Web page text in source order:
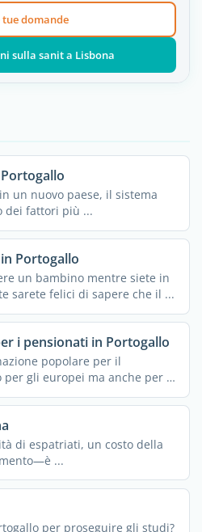
tue domande
sulla sanit a Lisbona
un nuovo paese, il sistema
dei fattori più ...
Portogallo
un bambino mentre siete in
sarete felici di sapere che il ...
i pensionati in Portogallo
popolare per il
per gli europei ma anche per i
di espatriati, un costo della
...
per proseguire gli studi?